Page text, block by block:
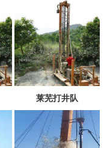
莱芜打井队